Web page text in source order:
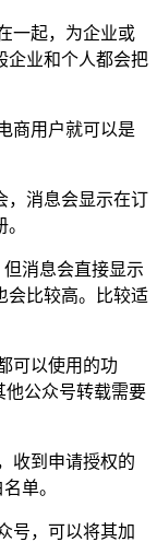
一起，为企业或
企业和个人都会把
商用户就可以是
，消息会显示在订
消息会直接显示
会比较高。比较适
可以使用的功
他公众号转载需要
收到申请授权的
单。
号，可以将其加